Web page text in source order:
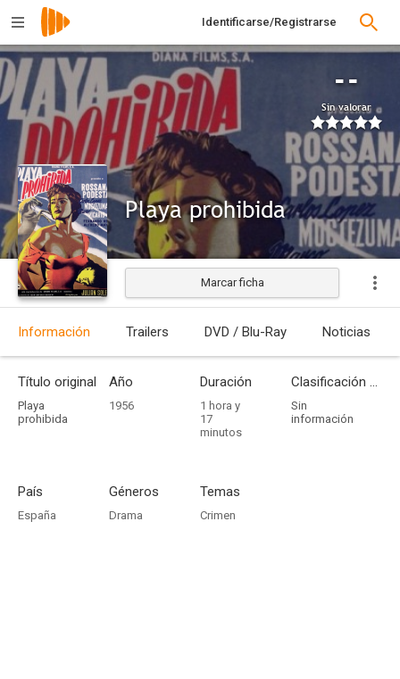
Identificarse/Registrarse
--
Sin valorar
Playa prohibida
Marcar ficha
Información Trailers DVD / Blu-Ray Noticias
Título original
Playa
prohibida
Año
1956
Duración
1 hora y
17
minutos
Clasificación por edades
Sin
información
País
España
Géneros
Drama
Temas
Crimen